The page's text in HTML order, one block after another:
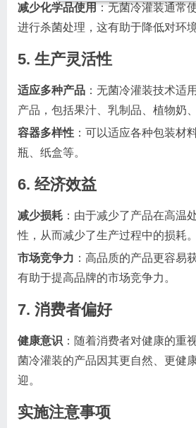
减少化学品使用：无菌冷灌装通常
进行杀菌处理，这有助于降低对环
5. 生产灵活性
适应多种产品 ：无菌冷灌装技术适
产品，包括果汁、乳制品、植物奶
容器多样性 ：可以适应各种包装材
瓶、纸盒等。
6. 经济效益
减少损耗 ：由于减少了产品在高温
性，从而减少了生产过程中的损耗。
市场竞争力 ：高品质的产品更容易
有助于提高品牌的市场竞争力。
7. 消费者偏好
健康意识 ：随着消费者对健康的重
菌冷灌装的产品因其更自然、更健
迎。
实施注意事项